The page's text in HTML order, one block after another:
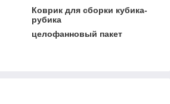
Коврик для сборки кубика-
рубика
целофанновый пакет